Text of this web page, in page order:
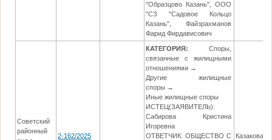
"Образцово Казань", ООО
"СЗ "Садовое Кольцо
Казань", Файзрахманов
Фарид Фирдависович
Советский
районный
2-162/2025
КАТЕГОРИЯ:
Споры,
связанные с жилищными
отношениями →
Другие жилищные
споры →
Иные жилищные споры
ИСТЕЦ(ЗАЯВИТЕЛЬ):
Сабирова Кристина
Игоревна
ОТВЕТЧИК: ОБЩЕСТВО С
Казакова